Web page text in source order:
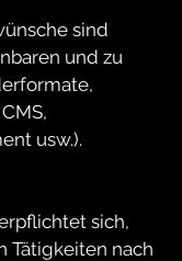
sind
und zu
usw.).
sich,
Tätigkeiten nach